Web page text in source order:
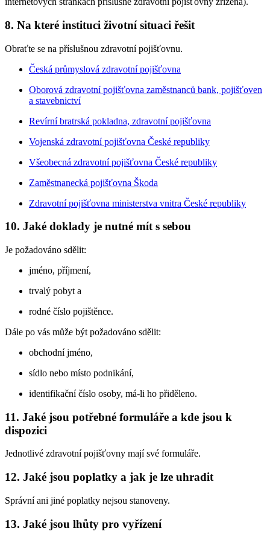
8. Na které instituci životní situaci řešit
Obraťte se na příslušnou zdravotní pojišťovnu.
Česká průmyslová zdravotní pojišťovna
Oborová zdravotní pojišťovna zaměstnanců bank, pojišťoven
a stavebnictví
Revírní bratrská pokladna, zdravotní pojišťovna
Vojenská zdravotní pojišťovna České republiky
Všeobecná zdravotní pojišťovna České republiky
Zaměstnanecká pojišťovna Škoda
Zdravotní pojišťovna ministerstva vnitra České republiky
10. Jaké doklady je nutné mít s sebou
Je požadováno sdělit:
jméno, příjmení,
trvalý pobyt a
rodné číslo pojištěnce.
Dále po vás může být požadováno sdělit:
obchodní jméno,
sídlo nebo místo podnikání,
identifikační číslo osoby, má-li ho přiděleno.
11. Jaké jsou potřebné formuláře a kde jsou k
dispozici
Jednotlivé zdravotní pojišťovny mají své formuláře.
12. Jaké jsou poplatky a jak je lze uhradit
Správní ani jiné poplatky nejsou stanoveny.
13. Jaké jsou lhůty pro vyřízení